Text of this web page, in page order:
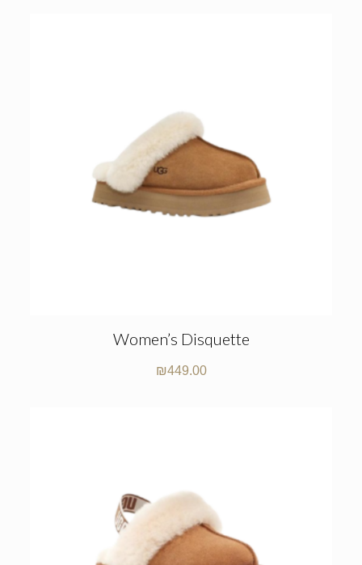
Women’s Disquette
₪449.00